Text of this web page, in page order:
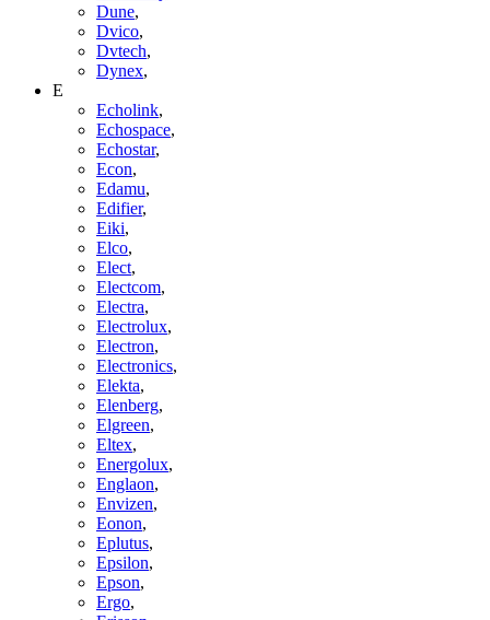
Dune,
Dvico,
Dvtech,
Dynex,
E
Echolink,
Echospace,
Echostar,
Econ,
Edamu,
Edifier,
Eiki,
Elco,
Elect,
Electcom,
Electra,
Electrolux,
Electron,
Electronics,
Elekta,
Elenberg,
Elgreen,
Eltex,
Energolux,
Englaon,
Envizen,
Eonon,
Eplutus,
Epsilon,
Epson,
Ergo,